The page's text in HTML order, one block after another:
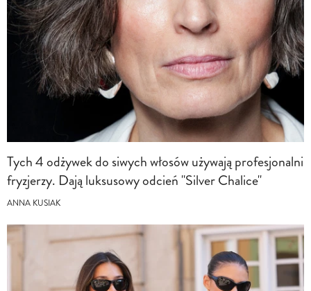
Tych 4 odżywek do siwych włosów używają profesjonalni
fryzjerzy. Dają luksusowy odcień "Silver Chalice"
ANNA KUSIAK